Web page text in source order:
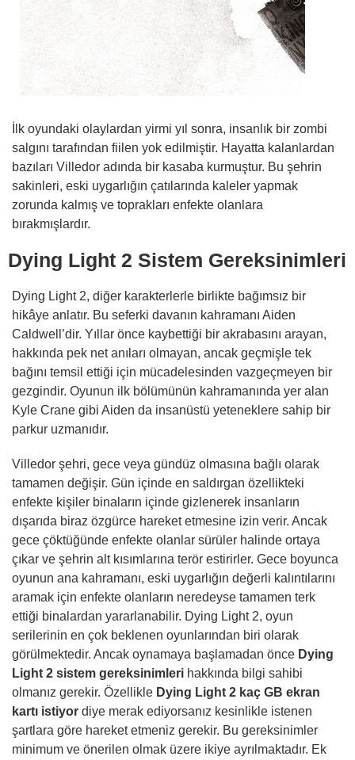
İlk oyundaki olaylardan yirmi yıl sonra, insanlık bir zombi
salgını tarafından fiilen yok edilmiştir. Hayatta kalanlardan
bazıları Villedor adında bir kasaba kurmuştur. Bu şehrin
sakinleri, eski uygarlığın çatılarında kaleler yapmak
zorunda kalmış ve toprakları enfekte olanlara
bırakmışlardır.
Dying Light 2 Sistem Gereksinimleri
Dying Light 2, diğer karakterlerle birlikte bağımsız bir
hikâye anlatır. Bu seferki davanın kahramanı Aiden
Caldwell’dir. Yıllar önce kaybettiği bir akrabasını arayan,
hakkında pek net anıları olmayan, ancak geçmişle tek
bağını temsil ettiği için mücadelesinden vazgeçmeyen bir
gezgindir. Oyunun ilk bölümünün kahramanında yer alan
Kyle Crane gibi Aiden da insanüstü yeteneklere sahip bir
parkur uzmanıdır.
Villedor şehri, gece veya gündüz olmasına bağlı olarak
tamamen değişir. Gün içinde en saldırgan özellikteki
enfekte kişiler binaların içinde gizlenerek insanların
dışarıda biraz özgürce hareket etmesine izin verir. Ancak
gece çöktüğünde enfekte olanlar sürüler halinde ortaya
çıkar ve şehrin alt kısımlarına terör estirirler. Gece boyunca
oyunun ana kahramanı, eski uygarlığın değerli kalıntılarını
aramak için enfekte olanların neredeyse tamamen terk
ettiği binalardan yararlanabilir. Dying Light 2, oyun
serilerinin en çok beklenen oyunlarından biri olarak
görülmektedir. Ancak oynamaya başlamadan önce Dying
Light 2 sistem gereksinimleri hakkında bilgi sahibi
olmanız gerekir. Özellikle Dying Light 2 kaç GB ekran
kartı istiyor diye merak ediyorsanız kesinlikle istenen
şartlara göre hareket etmeniz gerekir. Bu gereksinimler
minimum ve önerilen olmak üzere ikiye ayrılmaktadır. Ek